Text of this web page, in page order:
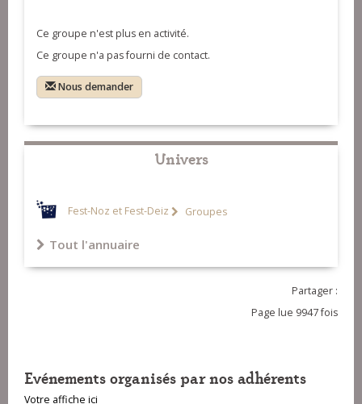
Ce groupe n'est plus en activité.
Ce groupe n'a pas fourni de contact.
Nous demander
Univers
Fest-Noz et Fest-Deiz Groupes
Tout l'annuaire
Partager :
Page lue 9947 fois
Evénements organisés par nos adhérents
Votre affiche ici